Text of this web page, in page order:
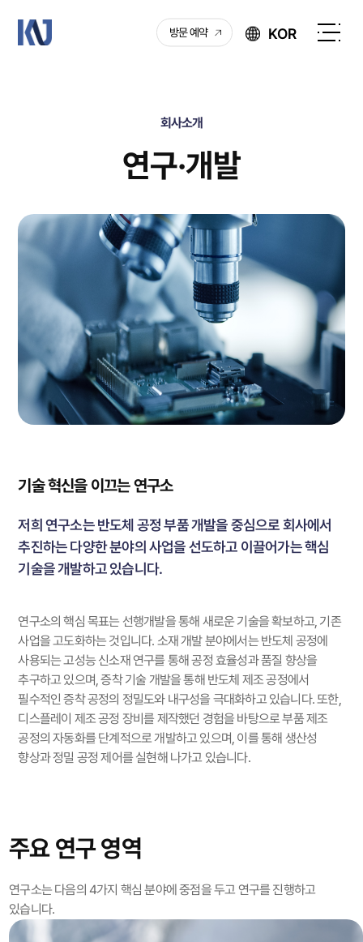
케
이
방문 예약 KOR
회사소개
연구·개발
기술 혁신을 이끄는 연구소
저희 연구소는 반도체 공정 부품 개발을 중심으로 회사에서
추진하는 다양한 분야의 사업을 선도하고 이끌어가는 핵심
기술을 개발하고 있습니다.
연구소의 핵심 목표는 선행개발을 통해 새로운 기술을 확보하고, 기존
사업을 고도화하는 것입니다. 소재 개발 분야에서는 반도체 공정에
사용되는 고성능 신소재 연구를 통해 공정 효율성과 품질 향상을
추구하고 있으며, 증착 기술 개발을 통해 반도체 제조 공정에서
필수적인 증착 공정의 정밀도와 내구성을 극대화하고 있습니다. 또한,
디스플레이 제조 공정 장비를 제작했던 경험을 바탕으로 부품 제조
공정의 자동화를 단계적으로 개발하고 있으며, 이를 통해 생산성
향상과 정밀 공정 제어를 실현해 나가고 있습니다.
주요 연구 영역
연구소는 다음의 4가지 핵심 분야에 중점을 두고 연구를 진행하고
있습니다.